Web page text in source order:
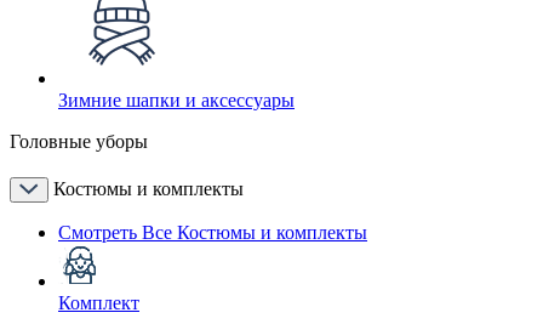
Зимние шапки и аксессуары
Головные уборы
Костюмы и комплекты
Смотреть Все Костюмы и комплекты
Комплект